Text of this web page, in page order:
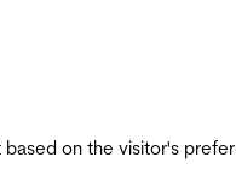
on the visitor's